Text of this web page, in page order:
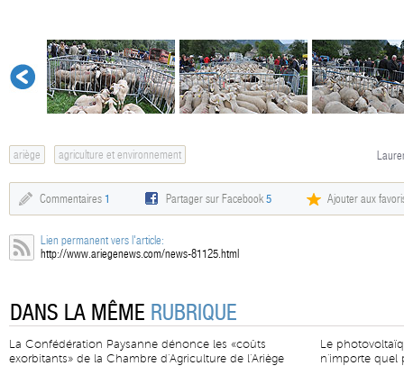
ariège agriculture et environnement
Commentaires 1 Partager sur Facebook5 Ajouter aux
Lien permanent vers l'article:
http://www.ariegenews.com/news-81125.html
DANS LA MÊME RUBRIQUE
La Confédération Paysanne dénonce les «coûts
exorbitants» de la Chambre d'Agriculture de l'Ariège
Le
n'importe quel